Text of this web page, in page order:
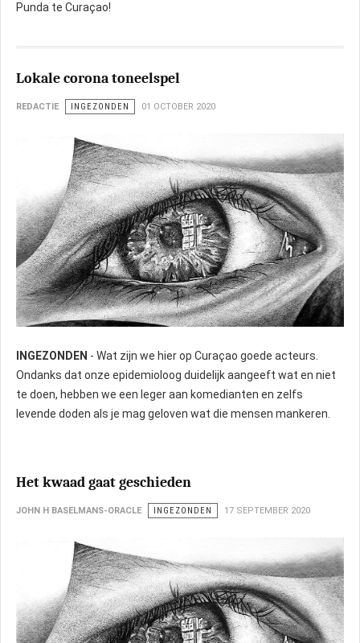
Punda te Curaçao!
Lokale corona toneelspel
REDACTIE INGEZONDEN 01 OCTOBER 2020
INGEZONDEN - Wat zijn we hier op Curaçao goede acteurs.
Ondanks dat onze epidemioloog duidelijk aangeeft wat en niet
te doen, hebben we een leger aan komedianten en zelfs
levende doden als je mag geloven wat die mensen mankeren.
Het kwaad gaat geschieden
JOHN H BASELMANS-ORACLE INGEZONDEN 17 SEPTEMBER 2020